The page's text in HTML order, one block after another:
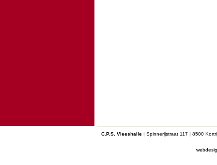
C.P.S. Vleeshalle | Spinnerijstraat 117 | 8500